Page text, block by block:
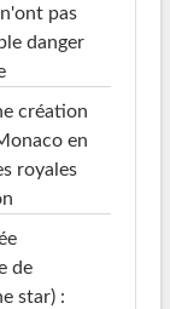
pas
danger
création
en
royales
de
star) :